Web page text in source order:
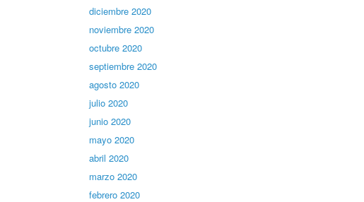
diciembre 2020
noviembre 2020
octubre 2020
septiembre 2020
agosto 2020
julio 2020
junio 2020
mayo 2020
abril 2020
marzo 2020
febrero 2020